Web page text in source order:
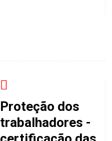
Proteção dos
trabalhadores -